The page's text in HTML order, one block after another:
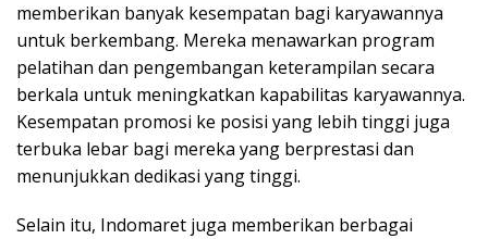
memberikan banyak kesempatan bagi karyawannya
untuk berkembang. Mereka menawarkan program
pelatihan dan pengembangan keterampilan secara
berkala untuk meningkatkan kapabilitas karyawannya.
Kesempatan promosi ke posisi yang lebih tinggi juga
terbuka lebar bagi mereka yang berprestasi dan
menunjukkan dedikasi yang tinggi.
Selain itu, Indomaret juga memberikan berbagai